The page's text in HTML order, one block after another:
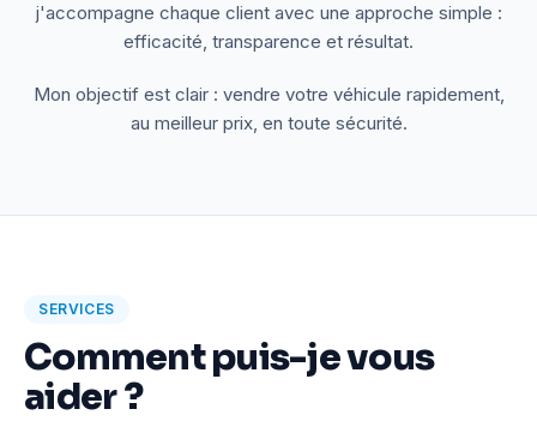
j'accompagne chaque client avec une approche simple :
efficacité, transparence et résultat.
Mon objectif est clair : vendre votre véhicule rapidement,
au meilleur prix, en toute sécurité.
SERVICES
Comment puis-je vous
aider ?